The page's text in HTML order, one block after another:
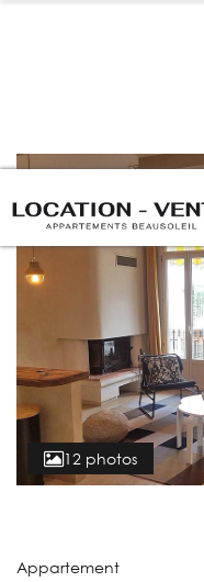
12 photos
Appartement